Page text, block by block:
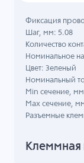
Клеммная
Фиксация
Шаг, мм: 5.08
Количество
Номинальное
Цвет: Зеленый
Номинальный
Min сечение,
Max сечение,
Разъемные